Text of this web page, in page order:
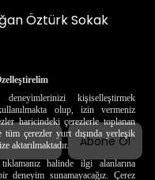
kişiselleştirmek
olup, izin vermeniz
haricindeki çerezlerle toplanan
çerezler yurt dışında yerleşik
aktarılmaktadır.
halinde ilgi alanlarına
deneyim sunamayacağız. Çerez
Öztürk Sokak
Abone Ol